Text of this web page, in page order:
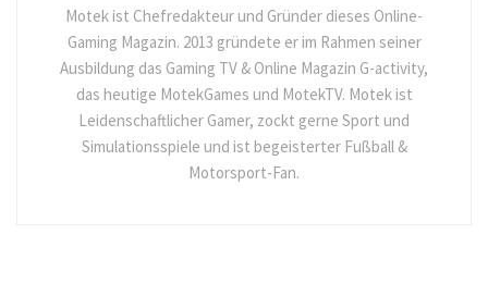
Motek ist Chefredakteur und Gründer dieses Online-
Gaming Magazin. 2013 gründete er im Rahmen seiner
Ausbildung das Gaming TV & Online Magazin G-activity,
das heutige MotekGames und MotekTV. Motek ist
Leidenschaftlicher Gamer, zockt gerne Sport und
Simulationsspiele und ist begeisterter Fußball &
Motorsport-Fan.